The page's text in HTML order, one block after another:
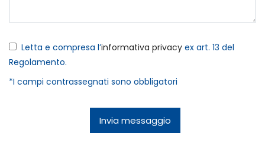
Letta e compresa l’informativa privacy ex art. 13 del
Regolamento.
*I campi contrassegnati sono obbligatori